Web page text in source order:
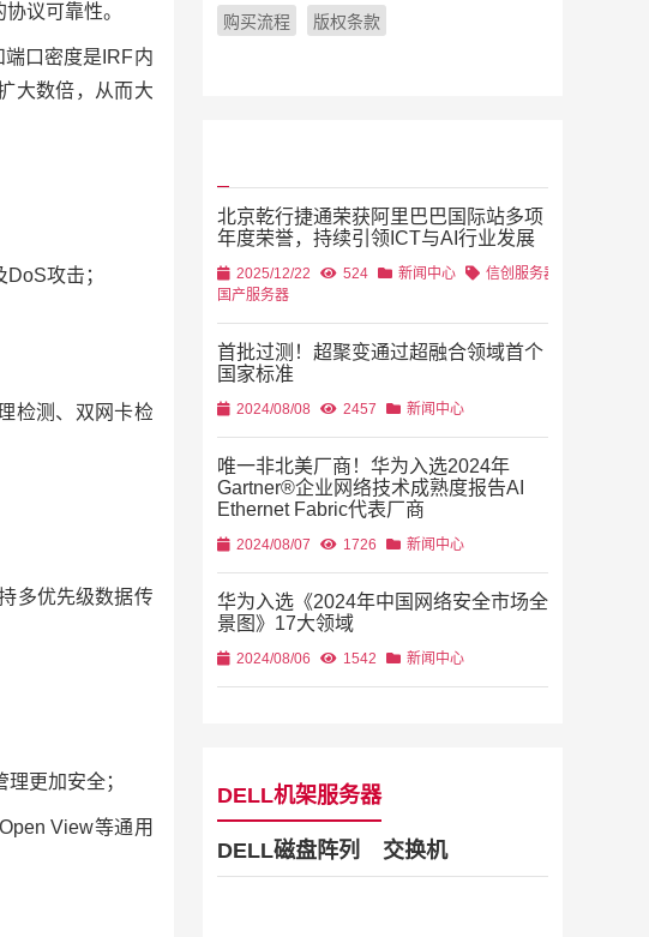
议可靠性。
口密度是IRF内
大数倍，从而大
攻击；
检测、双网卡检
多优先级数据传
更加安全；
View等通用
购买流程 版权条款
北京乾行捷通荣获阿里巴巴国际站多项
年度荣誉，持续引领ICT与AI行业发展
2025/12/22 524 新闻中心
信创服务器
国产服务器
首批过测！超聚变通过超融合领域首个
国家标准
2024/08/08 2457 新闻中心
唯一非北美厂商！华为入选2024年
Gartner®企业网络技术成熟度报告AI
Ethernet Fabric代表厂商
2024/08/07 1726 新闻中心
华为入选《2024年中国网络安全市场全
景图》17大领域
2024/08/06 1542 新闻中心
DELL机架服务器
DELL磁盘阵列 交换机